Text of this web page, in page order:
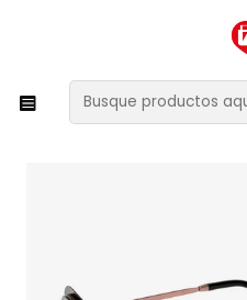
XMAS SALE ¡Compra
Lentes y
Lentes de Sol